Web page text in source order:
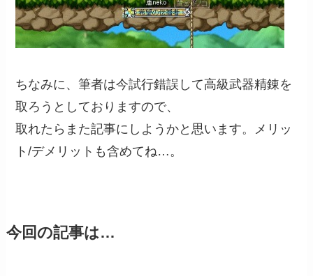
ちなみに、筆者は今試行錯誤して高級武器精錬を
取ろうとしておりますので、
取れたらまた記事にしようかと思います。メリッ
ト/デメリットも含めてね…。
今回の記事は…